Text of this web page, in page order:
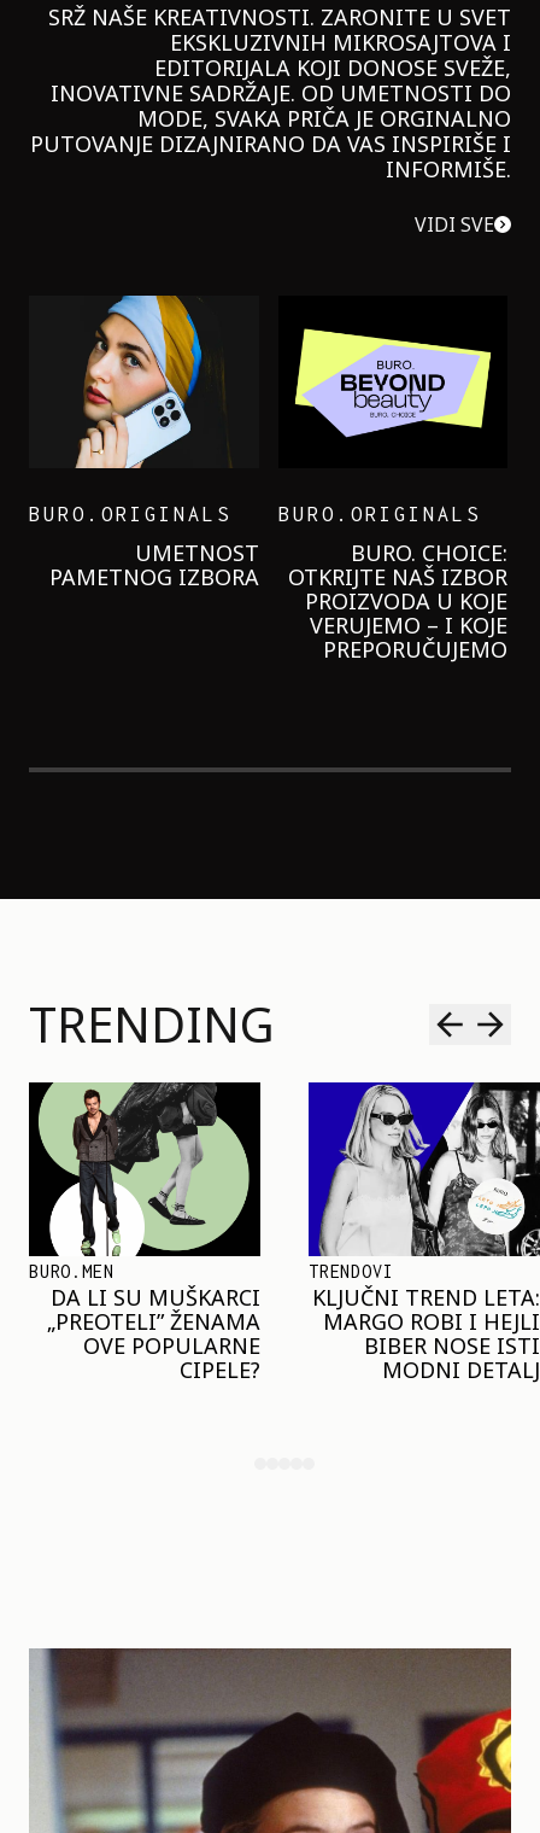
SRŽ NAŠE KREATIVNOSTI. ZARONITE U SVET
EKSKLUZIVNIH MIKROSAJTOVA I
EDITORIJALA KOJI DONOSE SVEŽE,
INOVATIVNE SADRŽAJE. OD UMETNOSTI DO
MODE, SVAKA PRIČA JE ORGINALNO
PUTOVANJE DIZAJNIRANO DA VAS INSPIRIŠE I
INFORMIŠE.
VIDI SVE
GARNIER KREMU I
NIKADA NIŠTA
LAGANIJE NISAM
KORISTILA
TRENDING
TRENDOVI
KLJUČNI TREND LETA:
MARGO ROBI I HEJLI
BIBER NOSE ISTI
MODNI DETALJ
SHOPPING
JOŠ JE RANO ZA JAKNE
– ALI U RESERVED JE
STIGAO MODEL KOJI
ĆE BITI VELIKI TREND